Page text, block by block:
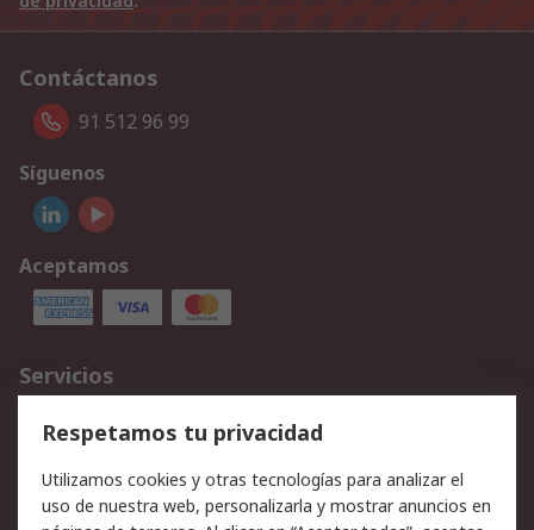
Contáctanos
91 512 96 99
Síguenos
Aceptamos
Servicios
Cómo realizar pedidos
Devoluciones
Facturación y pago
Ofertas
Soporte técnico
Respetamos tu privacidad
Utilizamos cookies y otras tecnologías para analizar el
uso de nuestra web, personalizarla y mostrar anuncios en